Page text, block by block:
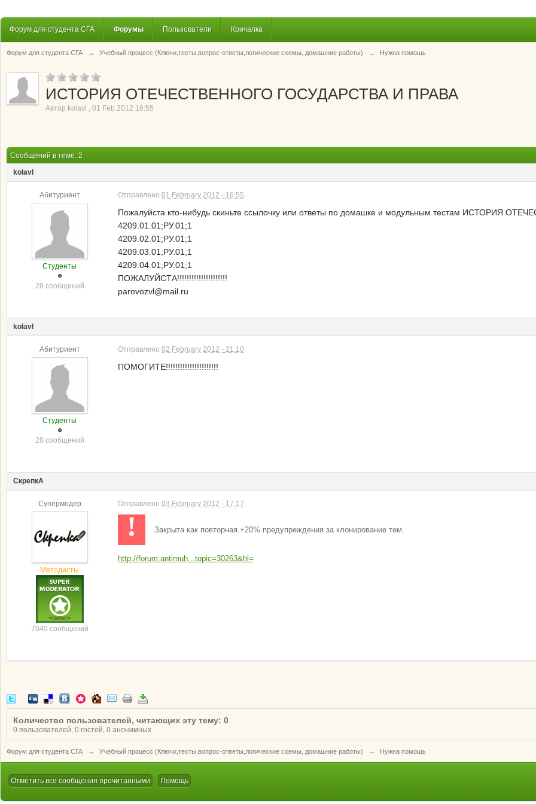
Форум для студента СГА Форумы Пользователи Кричалка
Форум для студента СГА → Учебный процесс (Ключи,тесты,вопрос-ответы,логические схемы, домашние работы) → Нужна помощь
ИСТОРИЯ ОТЕЧЕСТВЕННОГО ГОСУДАРСТВА И ПРАВА
Автор kolavl , 01 Feb 2012 16:55
Сообщений в теме: 2
kolavl
Абитуриент
Студенты
28 сообщений
Отправлено 01 February 2012 - 16:55
Пожалуйста кто-нибудь скиньте ссылочку или ответы по домашке и модульным тестам ИСТОРИЯ
4209.01.01;РУ.01;1
4209.02.01;РУ.01;1
4209.03.01;РУ.01;1
4209.04.01;РУ.01;1
ПОЖАЛУЙСТА!!!!!!!!!!!!!!!!!!!!!
parovozvl@mail.ru
kolavl
Абитуриент
Студенты
28 сообщений
Отправлено 02 February 2012 - 21:10
ПОМОГИТЕ!!!!!!!!!!!!!!!!!!!!!!
СкрепкА
Супермодер
Методисты
7040 сообщений
Отправлено 03 February 2012 - 17:17
! Закрыта как повторная.+20% предупреждения за клонирование тем.
http://forum.antimuh...topic=30263&hl=
Количество пользователей, читающих эту тему: 0
0 пользователей, 0 гостей, 0 анонимных
Форум для студента СГА → Учебный процесс (Ключи,тесты,вопрос-ответы,логические схемы, домашние работы) → Нужна помощь
Отметить все сообщения прочитанными Помощь